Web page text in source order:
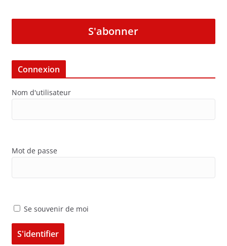
S'abonner
Connexion
Nom d'utilisateur
Mot de passe
Se souvenir de moi